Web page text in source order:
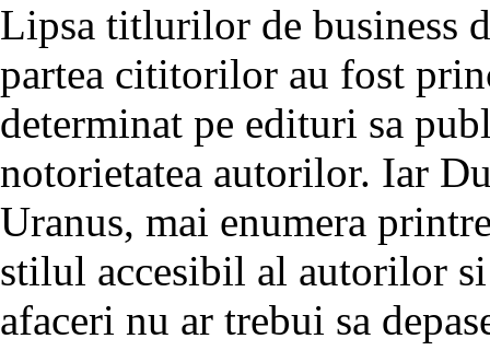
Lipsa titlurilor de business
partea cititorilor au fost
determinat pe edituri sa
notorietatea autorilor. Iar
Uranus, mai enumera
stilul accesibil al autorilor
afaceri nu ar trebui sa